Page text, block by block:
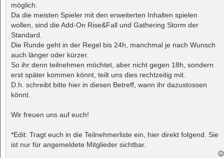
möglich.
Da die meisten Spieler mit den erweiterten Inhalten spielen
wollen, sind die Add-On Rise&Fall und Gathering Storm der
Standard.
Die Runde geht in der Regel bis 24h, manchmal je nach Wunsch
auch länger oder kürzer.
So ihr denn teilnehmen möchtet, aber nicht gegen 18h, sondern
erst später kommen könnt, teilt uns dies rechtzeitig mit.
D.h. schreibt bitte hier in diesen Betreff, wann ihr dazustossen
könnt.
Wir freuen uns auf euch!
*Edit: Tragt euch in die Teilnehmerliste ein, hier direkt folgend. Sie
ist nur für angemeldete Mitglieder sichtbar.